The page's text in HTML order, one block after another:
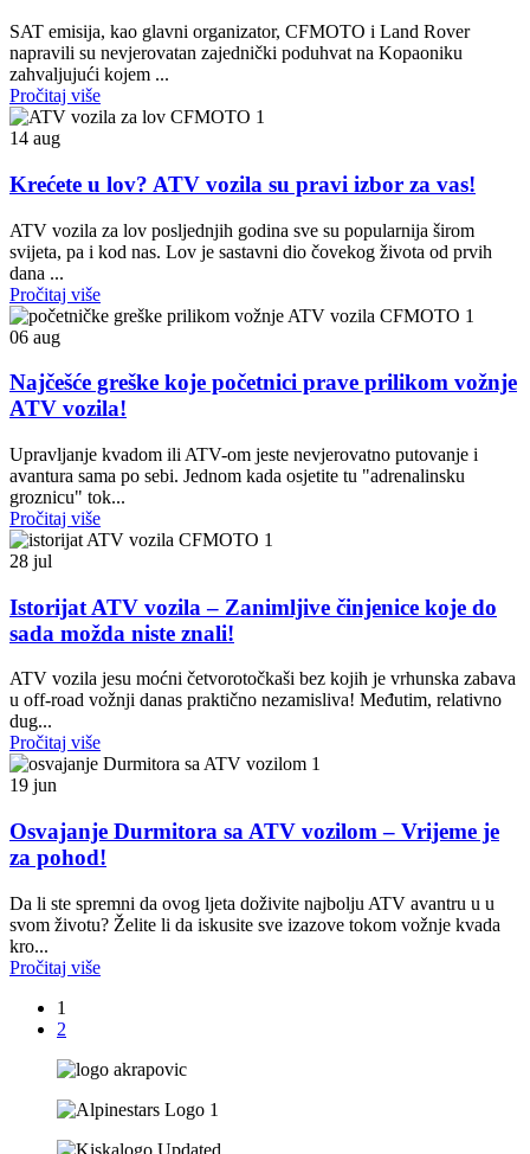
SAT emisija, kao glavni organizator, CFMOTO i Land Rover
napravili su nevjerovatan zajednički poduhvat na Kopaoniku
zahvaljujući kojem ...
Pročitaj više
14 aug
Krećete u lov? ATV vozila su pravi izbor za vas!
ATV vozila za lov posljednjih godina sve su popularnija širom
svijeta, pa i kod nas. Lov je sastavni dio čovekog života od prvih
dana ...
Pročitaj više
06 aug
Najčešće greške koje početnici prave prilikom vožnje
ATV vozila!
Upravljanje kvadom ili ATV-om jeste nevjerovatno putovanje i
avantura sama po sebi. Jednom kada osjetite tu "adrenalinsku
groznicu" tok...
Pročitaj više
28 jul
Istorijat ATV vozila – Zanimljive činjenice koje do
sada možda niste znali!
ATV vozila jesu moćni četvorotočkaši bez kojih je vrhunska zabava
u off-road vožnji danas praktično nezamisliva! Međutim, relativno
dug...
Pročitaj više
19 jun
Osvajanje Durmitora sa ATV vozilom – Vrijeme je
za pohod!
Da li ste spremni da ovog ljeta doživite najbolju ATV avantru u u
svom životu? Želite li da iskusite sve izazove tokom vožnje kvada
kro...
Pročitaj više
1
2